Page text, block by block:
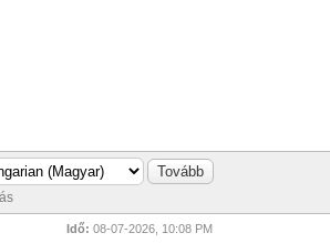
Idő: 08-07-2026, 10:08 PM